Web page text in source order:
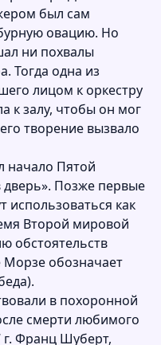
был сам
овацию. Но
ни похвалы
Тогда одна из
лицом к оркестру
к залу, чтобы он мог
творение вызвало
начало Пятой
дверь». Позже первые
использоваться как
Второй мировой
обстоятельств
Морзе обозначает
в похоронной
смерти любимого
г. Франц Шуберт,